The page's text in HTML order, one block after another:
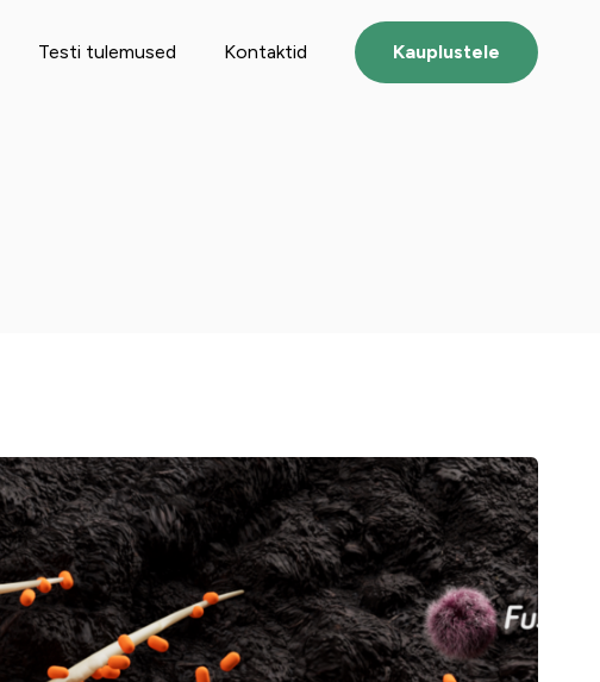
Testi tulemused Kontaktid Kauplustele